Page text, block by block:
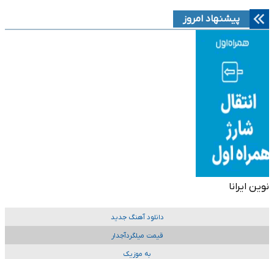
پیشنهاد امروز
نوین ایرانا
دانلود آهنگ جدید
قیمت میلگردآجدار
به موزیک